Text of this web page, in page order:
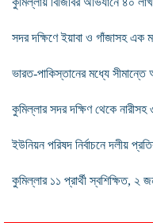
সদর দক্ষিণে ইয়াবা ও গাঁজাসহ এক
ভারত-পাকিস্তানের মধ্যে
কুমিল্লার সদর দক্ষিণ থেকে
ইউনিয়ন পরিষদ নির্বাচনে দলীয়
কুমিল্লার ১১ প্রার্থী স্বশিক্ষিত, ২